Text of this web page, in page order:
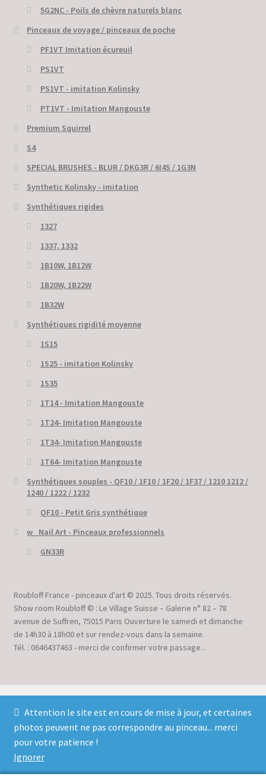
Attention le site est en cours de mise à jour, et certaines
photos peuvent ne pas correspondre au pinceau... merci
pour votre patience !
Ignorer
5G2NC - Poils de chèvre naturels blanc
Pinceaux de voyage / pinceaux de poche
PF1VT Imitation écureuil
PS1VT
PS1VT - imitation Kolinsky
PT1VT - Imitation Mangouste
Premium Squirrel
S4
SPECIAL BRUSHES - BLUR / DKG3R / 6I4S / 1G3N
Synthetic Kolinsky - imitation
Synthétiques rigides
1327
1337, 1332
1B10W, 1B12W
1B20W, 1B22W
1B32W
Synthétiques rigidité moyenne
1S15
1S25 - imitation Kolinsky
1S35
1T14 - Imitation Mangouste
1T24- Imitation Mangouste
1T34- Imitation Mangouste
1T64- Imitation Mangouste
Synthétiques souples - QF10 / 1F10 / 1F20 / 1F37 / 1210 1212 /
1240 / 1222 / 1232
QF10 - Petit Gris synthétique
w_ Nail Art - Pinceaux professionnels
GN33R
Roubloff France - pinceaux d'art © 2025. Tous droits réservés.
Show room Roubloff © : Le Village Suisse – Galerie n° 82 – 78
avenue de Suffren, 75015 Paris Ouverture le samedi et dimanche
de 14h30 à 18h00 et sur rendez-vous dans la semaine.
Tél. : 0646437463 - merci de confirmer votre passage...
© Roubloff France - pinceaux d'art 2026
Politique de confidentialité